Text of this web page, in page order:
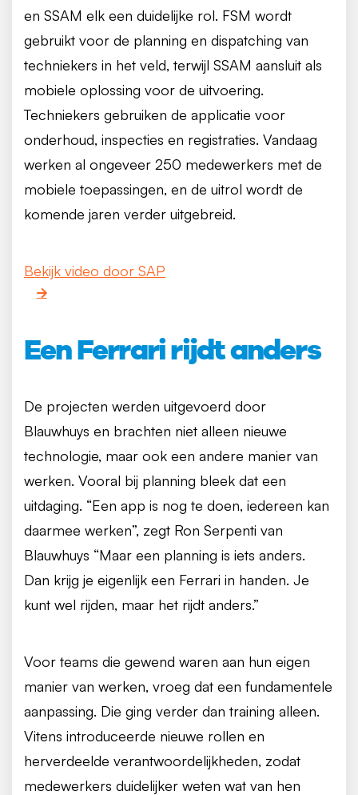
en SSAM elk een duidelijke rol. FSM wordt
gebruikt voor de planning en dispatching van
techniekers in het veld, terwijl SSAM aansluit als
mobiele oplossing voor de uitvoering.
Techniekers gebruiken de applicatie voor
onderhoud, inspecties en registraties. Vandaag
werken al ongeveer 250 medewerkers met de
mobiele toepassingen, en de uitrol wordt de
komende jaren verder uitgebreid.
Bekijk video door SAP
Een Ferrari rijdt anders
De projecten werden uitgevoerd door
Blauwhuys en brachten niet alleen nieuwe
technologie, maar ook een andere manier van
werken. Vooral bij planning bleek dat een
uitdaging. “Een app is nog te doen, iedereen kan
daarmee werken”, zegt Ron Serpenti van
Blauwhuys “Maar een planning is iets anders.
Dan krijg je eigenlijk een Ferrari in handen. Je
kunt wel rijden, maar het rijdt anders.”
Voor teams die gewend waren aan hun eigen
manier van werken, vroeg dat een fundamentele
aanpassing. Die ging verder dan training alleen.
Vitens introduceerde nieuwe rollen en
herverdeelde verantwoordelijkheden, zodat
medewerkers duidelijker weten wat van hen